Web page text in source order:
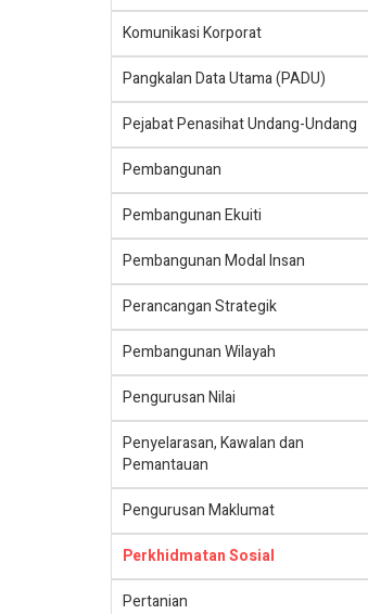
Komunikasi Korporat
Pangkalan Data Utama (PADU)
Pejabat Penasihat Undang-Undang
Pembangunan
Pembangunan Ekuiti
Pembangunan Modal Insan
Perancangan Strategik
Pembangunan Wilayah
Pengurusan Nilai
Penyelarasan, Kawalan dan
Pemantauan
Pengurusan Maklumat
Perkhidmatan Sosial
Pertanian